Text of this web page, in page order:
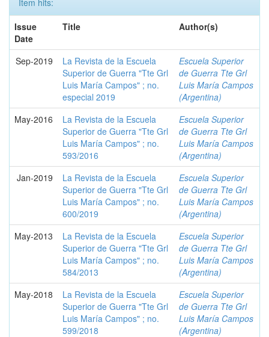
Item hits:
Issue
Date
Title Author(s)
Sep-2019
La Revista de la Escuela
Superior de Guerra "Tte Grl
Luis María Campos" ; no.
especial 2019
Escuela Superior
de Guerra Tte Grl
Luis María Campos
(Argentina)
May-2016
La Revista de la Escuela
Superior de Guerra "Tte Grl
Luis María Campos" ; no.
593/2016
Escuela Superior
de Guerra Tte Grl
Luis María Campos
(Argentina)
Jan-2019
La Revista de la Escuela
Superior de Guerra "Tte Grl
Luis María Campos" ; no.
600/2019
Escuela Superior
de Guerra Tte Grl
Luis María Campos
(Argentina)
May-2013
La Revista de la Escuela
Superior de Guerra "Tte Grl
Luis María Campos" ; no.
584/2013
Escuela Superior
de Guerra Tte Grl
Luis María Campos
(Argentina)
May-2018
La Revista de la Escuela
Superior de Guerra "Tte Grl
Luis María Campos" ; no.
599/2018
Escuela Superior
de Guerra Tte Grl
Luis María Campos
(Argentina)